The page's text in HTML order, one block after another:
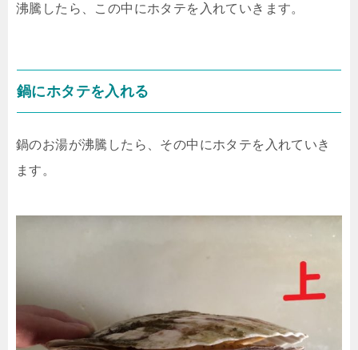
沸騰したら、この中にホタテを入れていきます。
鍋にホタテを入れる
鍋のお湯が沸騰したら、その中にホタテを入れていき
ます。